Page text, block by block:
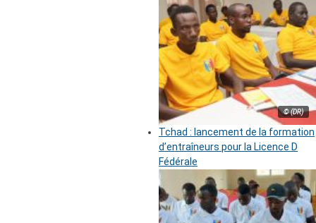
© (DR)
Tchad : lancement de la formation
d’entraîneurs pour la Licence D
Fédérale